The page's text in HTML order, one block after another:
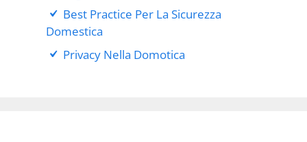
Best Practice Per La Sicurezza
Domestica
Privacy Nella Domotica